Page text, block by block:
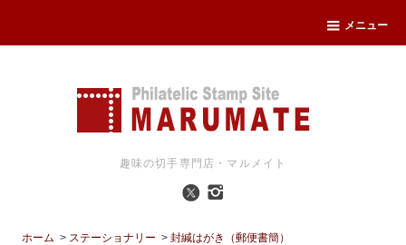
メニュー
趣味の切手専門店・マルメイト
ホーム > ステーショナリー >封緘はがき（郵便書簡）